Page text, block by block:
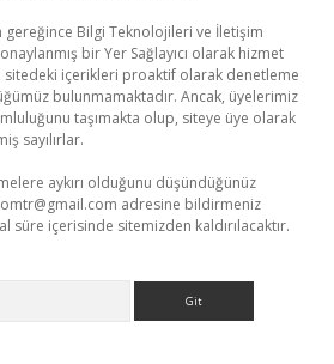
gereğince Bilgi Teknolojileri ve İletişim
bir Yer Sağlayıcı olarak hizmet
içerikleri proaktif olarak denetleme
bulunmamaktadır. Ancak, üyelerimiz
taşımakta olup, siteye üye olarak
sayılırlar.
aykırı olduğunu düşündüğünüz
adresine bildirmeniz
süre içerisinde sitemizden kaldırılacaktır.